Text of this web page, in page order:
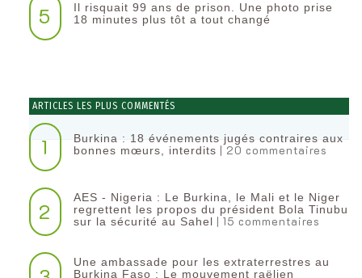
5
Il risquait 99 ans de prison. Une photo prise
18 minutes plus tôt a tout changé
ARTICLES LES PLUS COMMENTÉS
1
Burkina : 18 événements jugés contraires aux
bonnes mœurs, interdits | 20 commentaires
2
AES - Nigeria : Le Burkina, le Mali et le Niger
regrettent les propos du président Bola Tinubu
sur la sécurité au Sahel | 15 commentaires
Une ambassade pour les extraterrestres au
Burkina Faso : Le mouvement raëlien